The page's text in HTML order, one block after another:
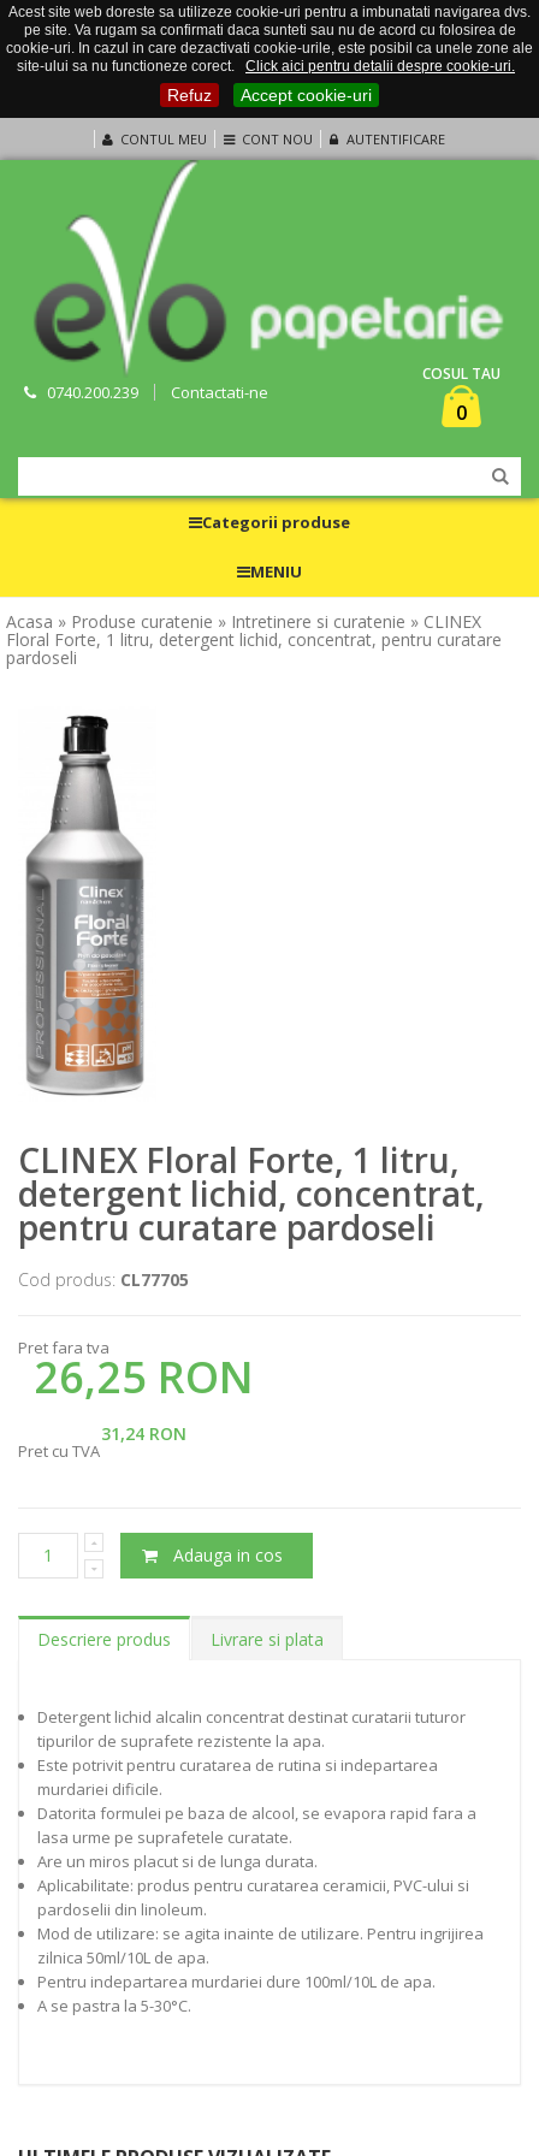
Acest site web doreste sa utilizeze cookie-uri pentru a imbunatati navigarea dvs.
pe site. Va rugam sa confirmati daca sunteti sau nu de acord cu folosirea de
cookie-uri. In cazul in care dezactivati cookie-urile, este posibil ca unele zone ale
site-ului sa nu functioneze corect.
Click aici pentru detalii despre cookie-uri.
Refuz Accept cookie-uri
CONTUL MEU CONT NOU AUTENTIFICARE
0740.200.239 Contactati-ne
COSUL TAU
0
Categorii produse
MENIU
Acasa » Produse curatenie » Intretinere si curatenie » CLINEX
Floral Forte, 1 litru, detergent lichid, concentrat, pentru curatare
pardoseli
CLINEX Floral Forte, 1 litru,
detergent lichid, concentrat,
pentru curatare pardoseli
Cod produs: CL77705
Pret fara tva
26,25 RON
31,24 RON
Pret cu TVA
Adauga in cos
Descriere produs Livrare si plata
Detergent lichid alcalin concentrat destinat curatarii tuturor
tipurilor de suprafete rezistente la apa.
Este potrivit pentru curatarea de rutina si indepartarea
murdariei dificile.
Datorita formulei pe baza de alcool, se evapora rapid fara a
lasa urme pe suprafetele curatate.
Are un miros placut si de lunga durata.
Aplicabilitate: produs pentru curatarea ceramicii, PVC-ului si
pardoselii din linoleum.
Mod de utilizare: se agita inainte de utilizare. Pentru ingrijirea
zilnica 50ml/10L de apa.
Pentru indepartarea murdariei dure 100ml/10L de apa.
A se pastra la 5-30°C.